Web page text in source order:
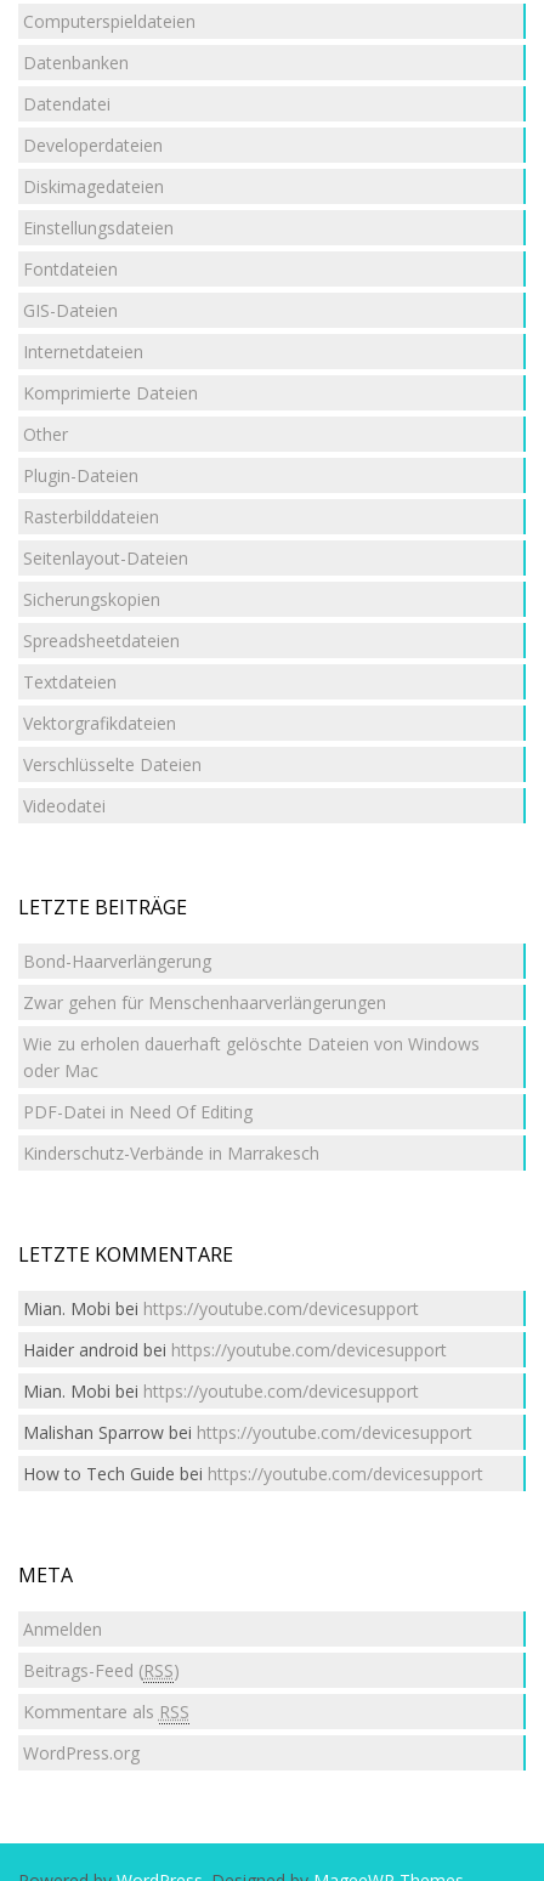
Computerspieldateien
Datenbanken
Datendatei
Developerdateien
Diskimagedateien
Einstellungsdateien
Fontdateien
GIS-Dateien
Internetdateien
Komprimierte Dateien
Other
Plugin-Dateien
Rasterbilddateien
Seitenlayout-Dateien
Sicherungskopien
Spreadsheetdateien
Textdateien
Vektorgrafikdateien
Verschlüsselte Dateien
Videodatei
LETZTE BEITRÄGE
Bond-Haarverlängerung
Zwar gehen für Menschenhaarverlängerungen
Wie zu erholen dauerhaft gelöschte Dateien von Windows
oder Mac
PDF-Datei in Need Of Editing
Kinderschutz-Verbände in Marrakesch
LETZTE KOMMENTARE
Mian. Mobi bei https://youtube.com/devicesupport
Haider android bei https://youtube.com/devicesupport
Mian. Mobi bei https://youtube.com/devicesupport
Malishan Sparrowbei https://youtube.com/devicesupport
How to Tech Guide bei https://youtube.com/devicesupport
META
Anmelden
Beitrags-Feed (RSS)
Kommentare als RSS
WordPress.org